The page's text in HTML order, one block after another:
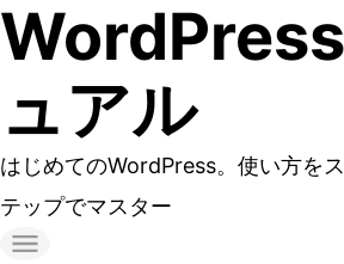
コ
ン
テ
ン
ツ
へ
ュアル
はじめてのWordPress。使い方を
テップでマスター